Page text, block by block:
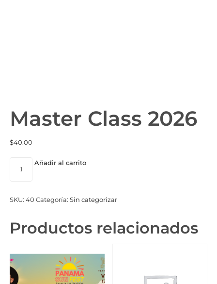
Master Class 2026
$40.00
Añadir al carrito
SKU: 40 Categoría: Sin categorizar
Productos relacionados